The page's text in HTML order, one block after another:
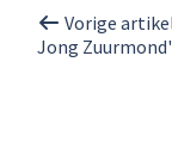
Vorige
Jong Zuurmond'